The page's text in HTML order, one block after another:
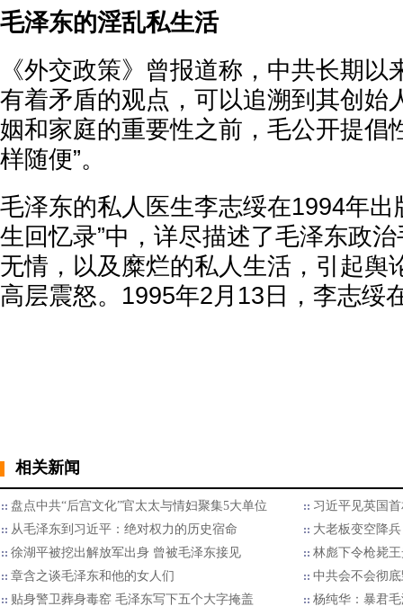
毛泽东的淫乱私生活
《外交政策》曾报道称，中共长期
有着矛盾的观点，可以追溯到其创始
姻和家庭的重要性之前，毛公开提倡
样随便”。
毛泽东的私人医生李志绥在1994年出
生回忆录”中，详尽描述了毛泽东政
无情，以及糜烂的私人生活，引起舆
高层震怒。1995年2月13日，李志绥
相关新闻
盘点中共“后宫文化”官太太与情妇聚集5大单位
习近平见英国
从毛泽东到习近平：绝对权力的历史宿命
大老板变空降
徐湖平被挖出解放军出身 曾被毛泽东接见
林彪下令枪毙
章含之谈毛泽东和他的女人们
中共会不会彻
贴身警卫葬身毒窑 毛泽东写下五个大字掩盖
杨纯华：暴君